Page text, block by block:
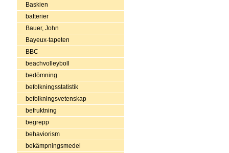
Baskien
batterier
Bauer, John
Bayeux-tapeten
BBC
beachvolleyboll
bedömning
befolkningsstatistik
befolkningsvetenskap
befruktning
begrepp
behaviorism
bekämpningsmedel